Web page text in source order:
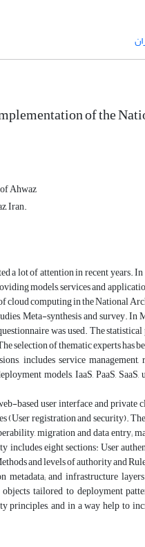
of the
Ahwaz
Iran.
a lot of attention in recent years.
models, services and
cloud computing in the National
Meta-synthesis and survey.
was used. The
selection of thematic experts has
includes service management,
models, IaaS, PaaS,
based user interface and
(User registration and security).
migration and data entry;
eight sections: User
and levels of authority and
metadata; and infrastructure
tailored to deployment
and in a way help to